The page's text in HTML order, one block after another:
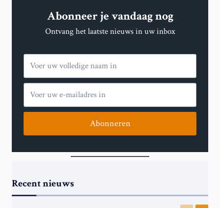
Abonneer je vandaag nog
Ontvang het laatste nieuws in uw inbox
Abonneren
Recent nieuws